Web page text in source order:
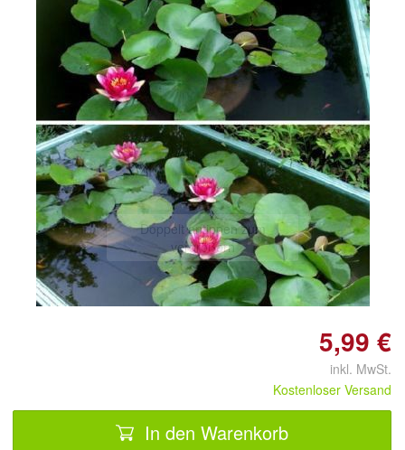
Doppelt antippen zum
vergrößern
5,99 €
inkl. MwSt.
Kostenloser Versand
In den Warenkorb